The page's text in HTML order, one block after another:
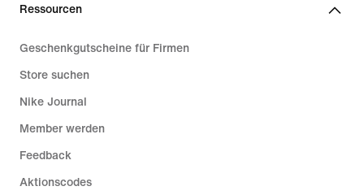
Ressourcen
Geschenkgutscheine für Firmen
Store suchen
Nike Journal
Member werden
Feedback
Aktionscodes